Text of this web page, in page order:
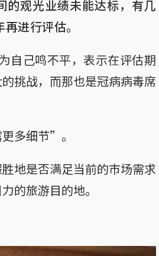
的观光业绩未能达标，有几
进行评估。
自己鸣不平，表示在评估期
挑战，而那也是冠病病毒席
多细节”。
地是否满足当前的市场需求
的旅游目的地。